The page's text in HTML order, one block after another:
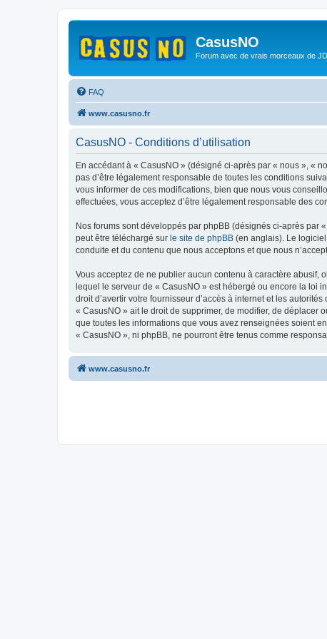
CasusNO
Forum avec de vrais morceaux de
FAQ
www.casusno.fr
CasusNO - Conditions d’utilisation
En accédant à « CasusNO » (désigné ci-après par « nous », «
pas d’être légalement responsable de toutes les conditions
vous informer de ces modifications, bien que nous vous
effectuées, vous acceptez d’être légalement responsable des
Nos forums sont développés par phpBB (désignés ci-après par
peut être téléchargé sur le site de phpBB (en anglais). Le
conduite et du contenu que nous acceptons et que nous
Vous acceptez de ne publier aucun contenu à caractère abusif,
lequel le serveur de « CasusNO » est hébergé ou encore la loi
droit d’avertir votre fournisseur d’accès à internet et les
« CasusNO » ait le droit de supprimer, de modifier, de déplacer
que toutes les informations que vous avez renseignées soient
« CasusNO », ni phpBB, ne pourront être tenus comme
www.casusno.fr